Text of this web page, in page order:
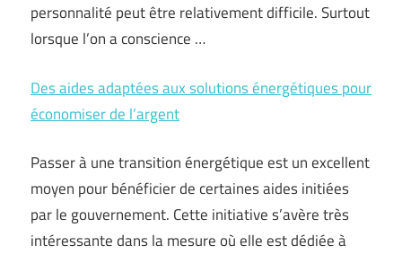
personnalité peut être relativement difficile. Surtout
lorsque l’on a conscience …
Des aides adaptées aux solutions énergétiques pour
économiser de l’argent
Passer à une transition énergétique est un excellent
moyen pour bénéficier de certaines aides initiées
par le gouvernement. Cette initiative s’avère très
intéressante dans la mesure où elle est dédiée à